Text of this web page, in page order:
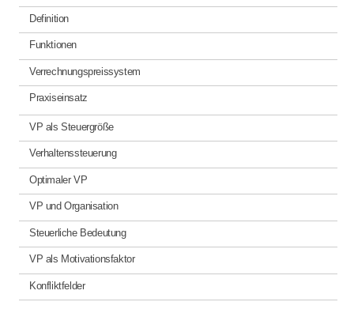
Definition
Funktionen
Verrechnungspreissystem
Praxiseinsatz
VP als Steuergröße
Verhaltenssteuerung
Optimaler VP
VP und Organisation
Steuerliche Bedeutung
VP als Motivationsfaktor
Konfliktfelder